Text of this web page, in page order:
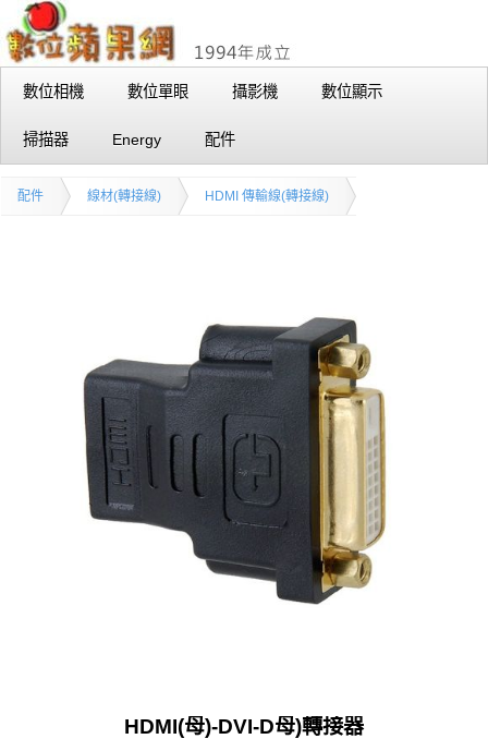
數位相機 數位單眼 攝影機 數位顯示
掃描器 Energy 配件
配件 線材(轉接線) HDMI 傳輸線(轉接線)
HDMI(母)-DVI-D母)轉接器